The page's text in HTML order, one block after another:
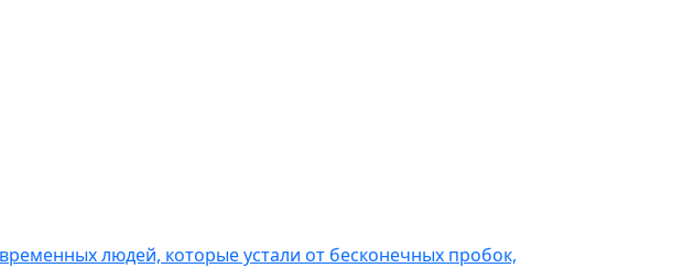
людей, которые устали от бесконечных пробок,